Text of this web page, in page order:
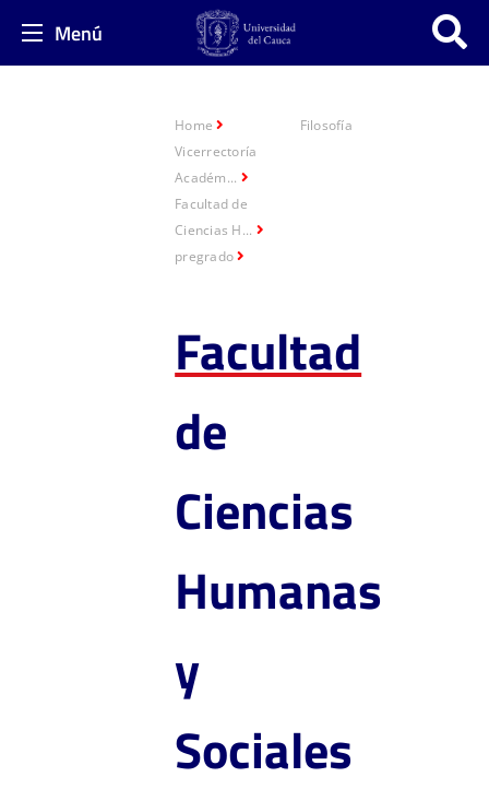
Menú
Home
Vicerrectoría
Académ...
Facultad de
Ciencias H...
pregrado
Filosofía
Facultad
de
Ciencias
Humanas
y
Sociales